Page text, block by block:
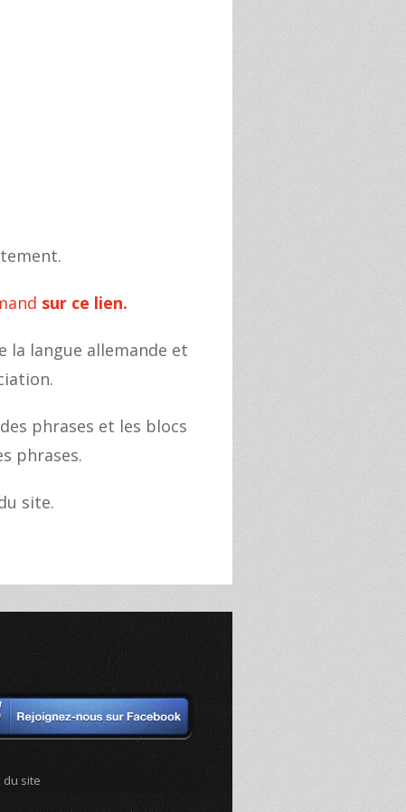
sur ce lien.
la langue allemande et
phrases et les blocs
phrases.
site.
du site